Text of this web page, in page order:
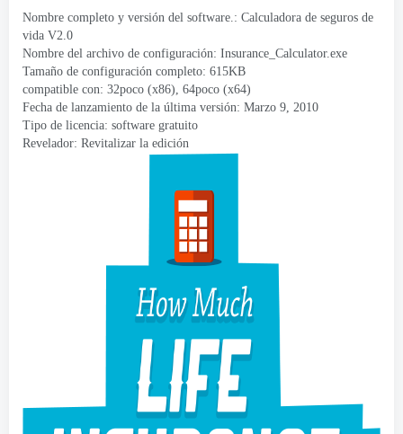
Nombre completo y versión del software.: Calculadora de seguros de
vida V2.0
Nombre del archivo de configuración: Insurance_Calculator.exe
Tamaño de configuración completo: 615KB
compatible con: 32poco (x86), 64poco (x64)
Fecha de lanzamiento de la última versión: Marzo 9, 2010
Tipo de licencia: software gratuito
Revelador: Revitalizar la edición